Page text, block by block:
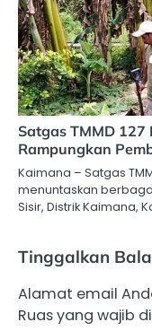
Satgas TMMD
Rampungkan
Kaimana – Satgas
menuntaskan
Sisir, Distrik Kaimana,
Tinggalkan
Alamat email
Ruas yang wajib